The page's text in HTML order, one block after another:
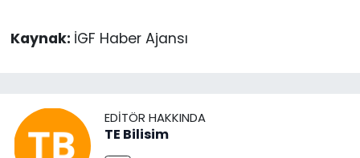
Kaynak: İGF Haber Ajansı
EDITÖR HAKKINDA
TE Bilisim